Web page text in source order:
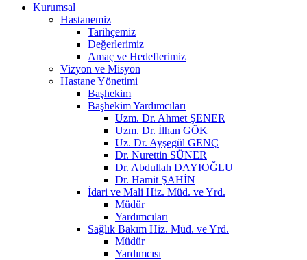
Kurumsal
Hastanemiz
Tarihçemiz
Değerlerimiz
Amaç ve Hedeflerimiz
Vizyon ve Misyon
Hastane Yönetimi
Başhekim
Başhekim Yardımcıları
Uzm. Dr. Ahmet ŞENER
Uzm. Dr. İlhan GÖK
Uz. Dr. Ayşegül GENÇ
Dr. Nurettin SÜNER
Dr. Abdullah DAYIOĞLU
Dr. Hamit ŞAHİN
İdari ve Mali Hiz. Müd. ve Yrd.
Müdür
Yardımcıları
Sağlık Bakım Hiz. Müd. ve Yrd.
Müdür
Yardımcısı